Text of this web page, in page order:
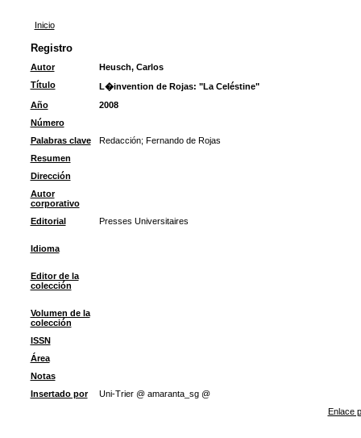
Inicio
Registro
Autor
Heusch, Carlos
Título
L�invention de Rojas: "La Celéstine"
Año
2008
Número
Palabras clave
Redacción; Fernando de Rojas
Resumen
Dirección
Autor
corporativo
Editorial
Presses Universitaires
Idioma
Editor de la
colección
Volumen de la
colección
ISSN
Área
Notas
Insertado por
Uni-Trier @ amaranta_sg @
Enlace